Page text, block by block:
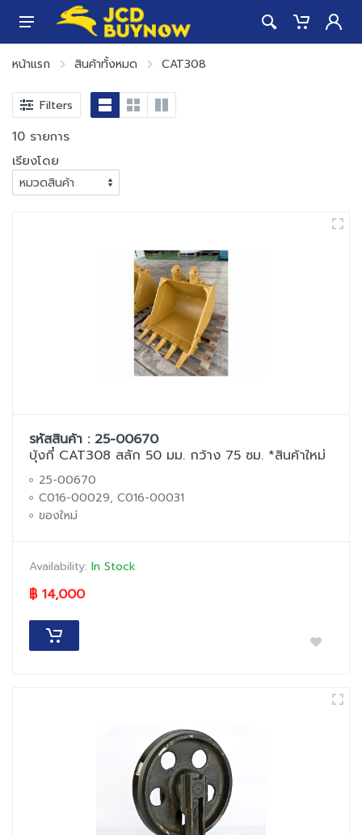
หน้าแรก สินค้าทั้งหมด CAT308
Filters
10 รายการ
เรียงโดย
รหัสสินค้า : 25-00670
บุ้งกี๋ CAT308 สลัก 50 มม. กว้าง 75 ซม. *สินค้าใหม่
25-00670
C016-00029, C016-00031
ของใหม่
Availability: In Stock
฿ 14,000